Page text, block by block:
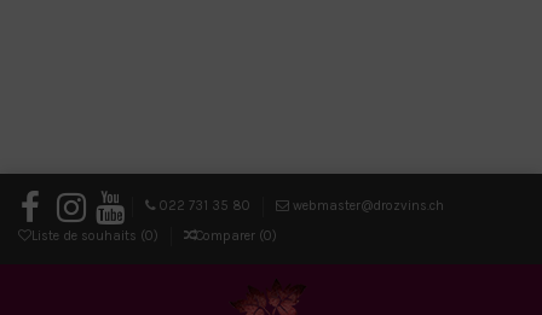
022 731 35 80
webmaster@drozvins.ch
Liste de souhaits (0) Comparer (0)